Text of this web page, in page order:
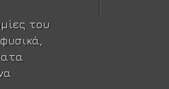
του